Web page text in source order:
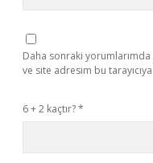
Daha sonraki yorumlarımda
ve site adresim bu
6 + 2 kaçtır?*